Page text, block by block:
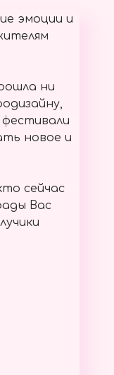
эмоции и
ни
новое и
сейчас
Вас